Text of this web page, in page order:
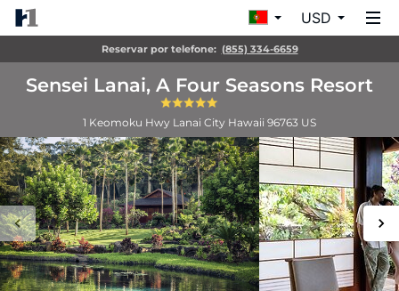
USD
Reservar por telefone: (855) 334-6659
Sensei Lanai, A Four Seasons Resort
1 Keomoku Hwy Lanai City Hawaii 96763 US